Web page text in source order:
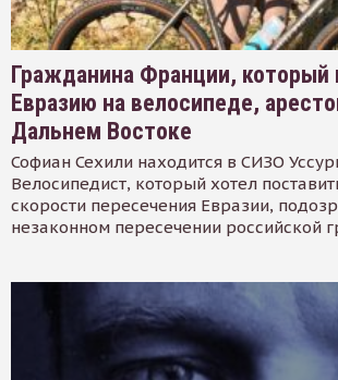
Гражданина Франции, который
Евразию на велосипеде,
Дальнем Востоке
Софиан Сехили находится в СИЗО
Велосипедист, который хотел
скорости пересечения Евразии,
незаконном пересечении российской